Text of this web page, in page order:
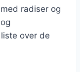
radiser og
over de